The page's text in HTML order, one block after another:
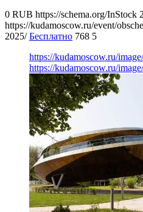
0 RUB https://schema.org/InStock
https://kudamoscow.ru/event/
2025/ Бесплатно 768 5
https://kudamoscow.ru/
https://kudamoscow.ru/